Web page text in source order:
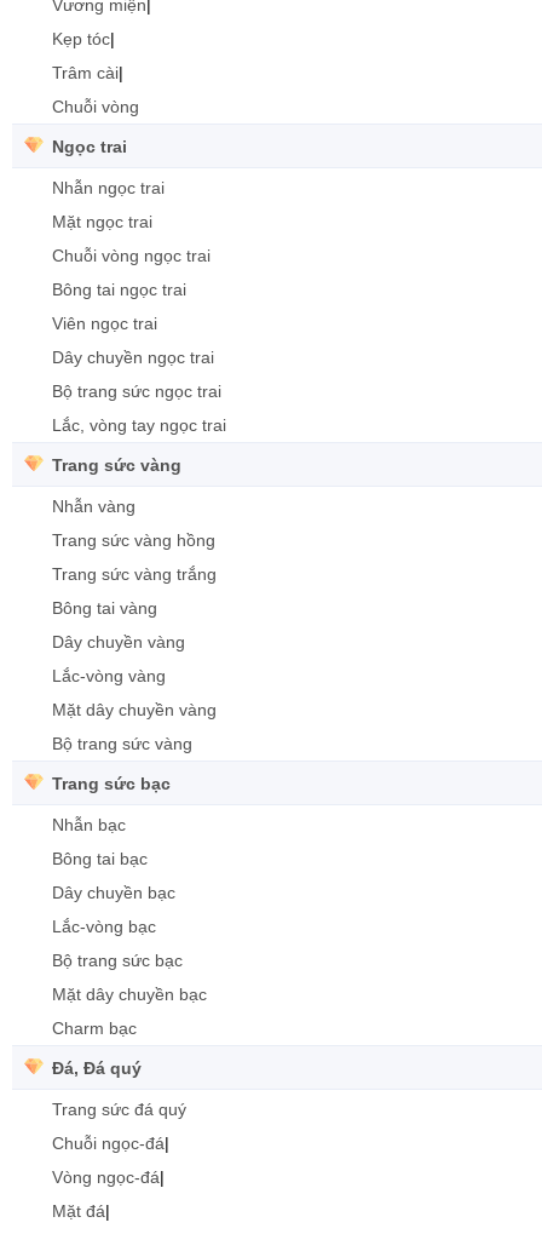
Vương miện
Kẹp tóc|
Trâm cài|
Chuỗi vòng
Ngọc trai
Nhẫn ngọc trai
Mặt ngọc trai
Chuỗi vòng ngọc trai
Bông tai ngọc trai
Viên ngọc trai
Dây chuyền ngọc trai
Bộ trang sức ngọc trai
Lắc, vòng tay ngọc trai
Trang sức vàng
Nhẫn vàng
Trang sức vàng hồng
Trang sức vàng trắng
Bông tai vàng
Dây chuyền vàng
Lắc-vòng vàng
Mặt dây chuyền vàng
Bộ trang sức vàng
Trang sức bạc
Nhẫn bạc
Bông tai bạc
Dây chuyền bạc
Lắc-vòng bạc
Bộ trang sức bạc
Mặt dây chuyền bạc
Charm bạc
Đá, Đá quý
Trang sức đá quý
Chuỗi ngọc-đá|
Vòng ngọc-đá|
Mặt đá|